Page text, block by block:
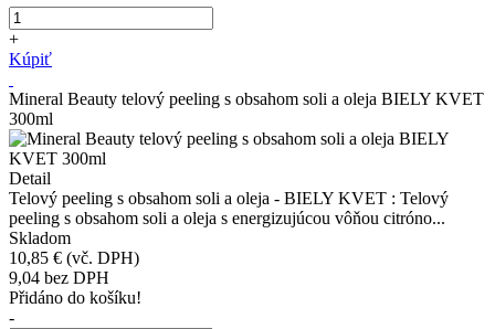
+
Kúpiť
Mineral Beauty telový peeling s obsahom soli a oleja BIELY KVET
300ml
Detail
Telový peeling s obsahom soli a oleja - BIELY KVET : Telový
peeling s obsahom soli a oleja s energizujúcou vôňou citróno...
Skladom
10,85 € (vč. DPH)
9,04 bez DPH
Přidáno do košíku!
-